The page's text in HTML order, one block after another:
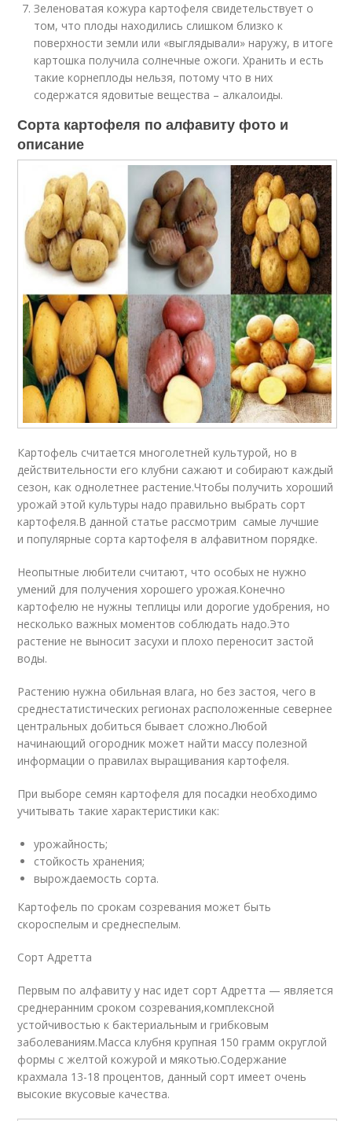
Зеленоватая кожура картофеля свидетельствует о
том, что плоды находились слишком близко к
поверхности земли или «выглядывали» наружу, в итоге
картошка получила солнечные ожоги. Хранить и есть
такие корнеплоды нельзя, потому что в них
содержатся ядовитые вещества – алкалоиды.
Сорта картофеля по алфавиту фото и
описание
Картофель считается многолетней культурой, но в
действительности его клубни сажают и собирают каждый
сезон, как однолетнее растение.Чтобы получить хороший
урожай этой культуры надо правильно выбрать сорт
картофеля.В данной статье рассмотрим самые лучшие
и популярные сорта картофеля в алфавитном порядке.
Неопытные любители считают, что особых не нужно
умений для получения хорошего урожая.Конечно
картофелю не нужны теплицы или дорогие удобрения, но
несколько важных моментов соблюдать надо.Это
растение не выносит засухи и плохо переносит застой
воды.
Растению нужна обильная влага, но без застоя, чего в
среднестатистических регионах расположенные севернее
центральных добиться бывает сложно.Любой
начинающий огородник может найти массу полезной
информации о правилах выращивания картофеля.
При выборе семян картофеля для посадки необходимо
учитывать такие характеристики как:
урожайность;
стойкость хранения;
вырождаемость сорта.
Картофель по срокам созревания может быть
скороспелым и среднеспелым.
Сорт Адретта
Первым по алфавиту у нас идет сорт Адретта — является
среднеранним сроком созревания,комплексной
устойчивостью к бактериальным и грибковым
заболеваниям.Масса клубня крупная 150 грамм округлой
формы с желтой кожурой и мякотью.Содержание
крахмала 13-18 процентов, данный сорт имеет очень
высокие вкусовые качества.